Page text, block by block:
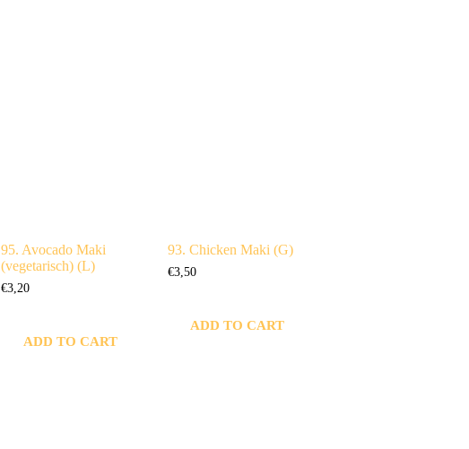
95. Avocado Maki
(vegetarisch) (L)
€3,20
ADD TO CART
93. Chicken Maki (G)
€3,50
ADD TO CART